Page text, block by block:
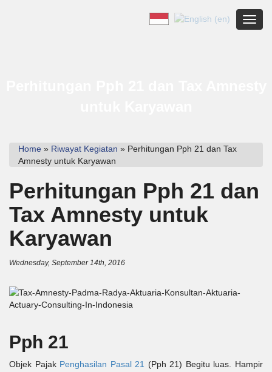
Home » Riwayat Kegiatan » Perhitungan Pph 21 dan Tax
Amnesty untuk Karyawan
Perhitungan Pph 21 dan
Tax Amnesty untuk
Karyawan
Wednesday, September 14th, 2016
Pph 21
Objek Pajak Penghasilan Pasal 21
(Pph 21) Begitu luas. Hampir